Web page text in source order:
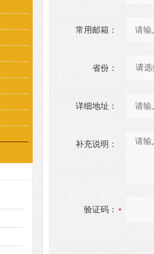
常用邮箱：
省份：
详细地址：
补充说明：
验证码：